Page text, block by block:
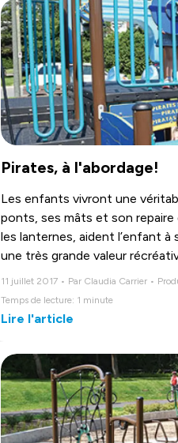
Pirates, à l'abordage!
Les enfants vivront une
ponts, ses mâts et son
les lanternes, aident l’enfant
une très grande valeur
11 juillet 2017 • Par Claudia Carrier •
Temps de lecture: 1 minute
Lire l'article